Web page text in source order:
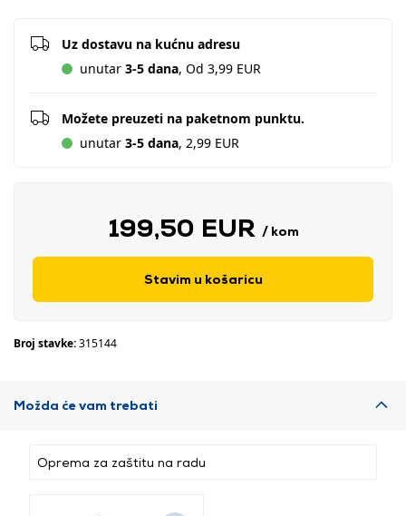
Uz dostavu na kućnu adresu
unutar 3-5 dana, Od 3,99 EUR
Možete preuzeti na paketnom punktu.
unutar 3-5 dana, 2,99 EUR
199,50 EUR / kom
Stavim u košaricu
Broj stavke:315144
Možda će vam trebati
Oprema za zaštitu na radu